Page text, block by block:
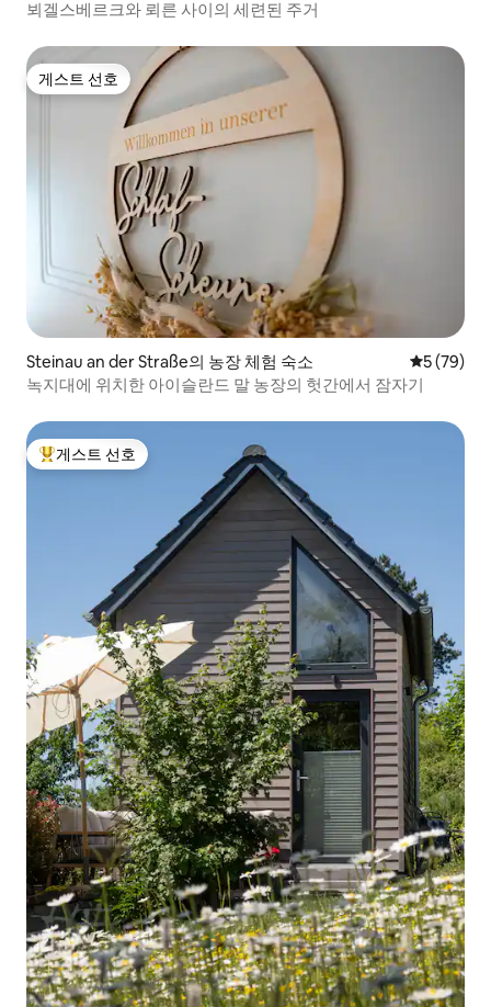
뵈겔스베르크와 뢰른 사이의 세련된 주거
게스트 선호
게스트 선호
Steinau an der Straße의 농장 체험 숙소 평점 5점(5
5 (79)
녹지대에 위치한 아이슬란드 말 농장의 헛간에서 잠자기
상위 게스트 선호
게스트 선호